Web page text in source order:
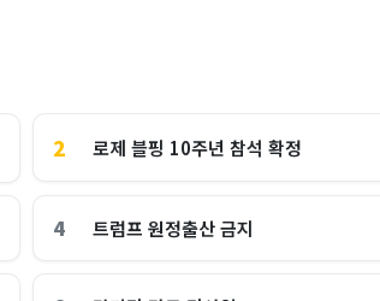
2 로제 블핑 10주년 참석 확정
4 트럼프 원정출산 금지